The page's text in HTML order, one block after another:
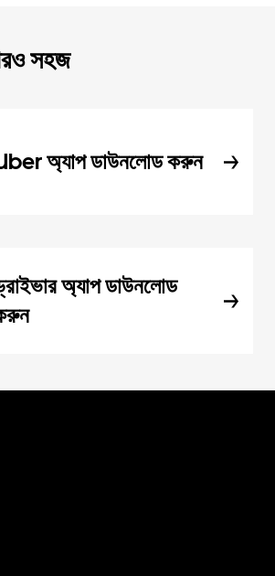
সহজ
অ্যাপ ডাউনলোড করুন
অ্যাপ ডাউনলোড